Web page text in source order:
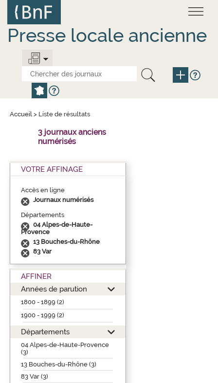
contenu
principal
Presse locale ancienne
Accueil > Liste de résultats
3 journaux anciens
numérisés
VOTRE AFFINAGE
Accès en ligne
Journaux numérisés
Départements
04 Alpes-de-Haute-
Provence
13 Bouches-du-Rhône
83 Var
AFFINER
Années de parution
1800 - 1899 (2)
1900 - 1999 (2)
Départements
04 Alpes-de-Haute-Provence
(3)
13 Bouches-du-Rhône (3)
83 Var (3)
Panneau de gestion des cookies